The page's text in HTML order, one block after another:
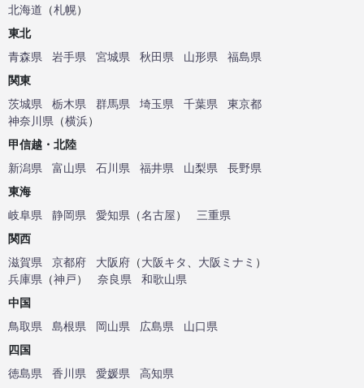
北海道 （札幌）
東北
青森県
岩手県 宮城県 秋田県 山形県
福島県
関東
茨城県
栃木県 群馬県 埼玉県 千葉県
東京都
神奈川県 （横浜）
甲信越・北陸
新潟県
富山県 石川県 福井県 山梨県
長野県
東海
岐阜県
静岡県 愛知県 （名古屋）
三重県
関西
滋賀県
京都府 大阪府 （大阪キタ 大阪ミナミ ）
兵庫県 （神戸） 奈良県
和歌山県
中国
鳥取県
島根県 岡山県 広島県
山口県
四国
徳島県
香川県 愛媛県
高知県